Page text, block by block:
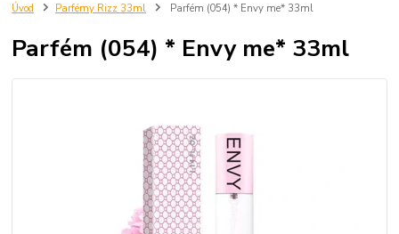
Úvod Parfémy Rizz 33ml Parfém (054) * Envy me* 33ml
Parfém (054) * Envy me* 33ml